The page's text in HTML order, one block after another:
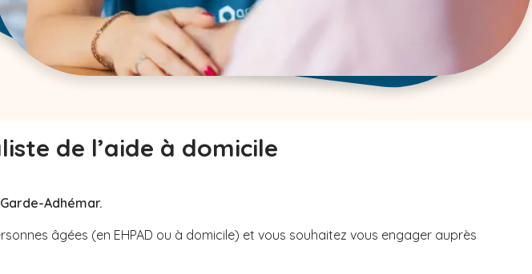
de l’aide à domicile
Adhémar.
âgées (en EHPAD ou à domicile) et vous souhaitez vous engager auprès